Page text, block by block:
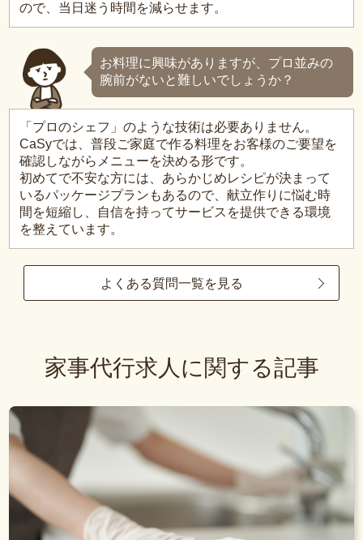
ので、当日迷う時間を減らせます。
お料理に興味がありますが、プロ並みの
腕前がないと難しいでしょうか？
「プロのシェフ」のような技術は必要ありません。
CaSyでは、普段ご家庭で作る料理をお客様のご要望を
確認しながらメニューを決める形です。
初めてで不安な方には、あらかじめレシピが決まって
いるパッケージプランもあるので、献立作りに悩む時
間を短縮し、自信を持ってサービスを提供できる環境
を整えています。
よくある質問一覧を見る
家事代行求人に関する記事